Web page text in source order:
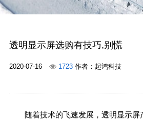
透明显示屏选购有技巧,别慌
2020-07-16 1723作者：起鸿科技
随着技术的飞速发展，透明显示屏